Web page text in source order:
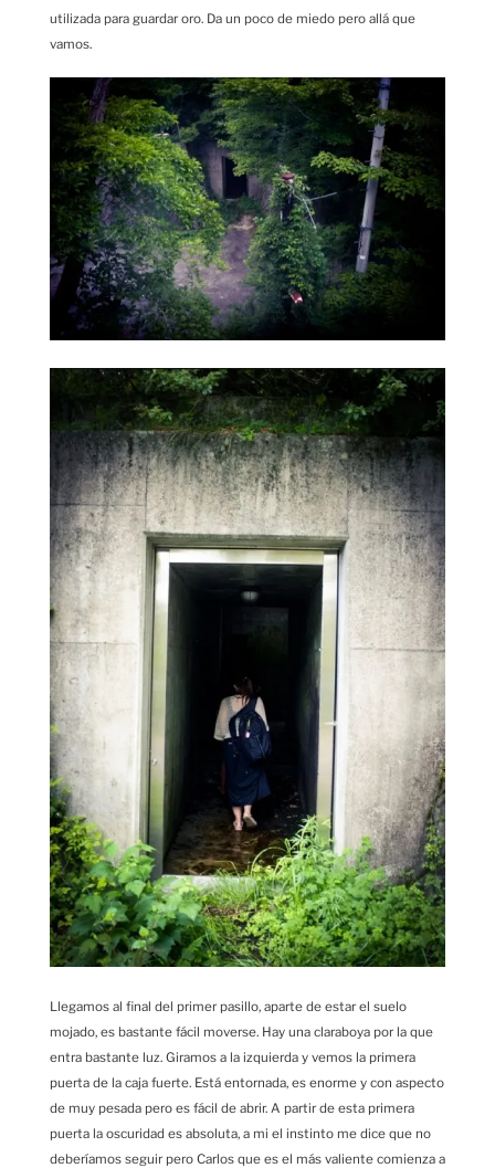
utilizada para guardar oro. Da un poco de miedo pero allá que
vamos.
Llegamos al final del primer pasillo, aparte de estar el suelo
mojado, es bastante fácil moverse. Hay una claraboya por la que
entra bastante luz. Giramos a la izquierda y vemos la primera
puerta de la caja fuerte. Está entornada, es enorme y con aspecto
de muy pesada pero es fácil de abrir. A partir de esta primera
puerta la oscuridad es absoluta, a mi el instinto me dice que no
deberíamos seguir pero Carlos que es el más valiente comienza a